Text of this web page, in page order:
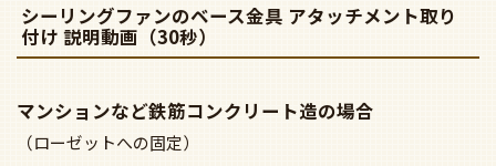
シーリングファンのベース金具 アタッチメント取り
付け 説明動画（30秒）
マンションなど鉄筋コンクリート造の場合
（ローゼットへの固定）